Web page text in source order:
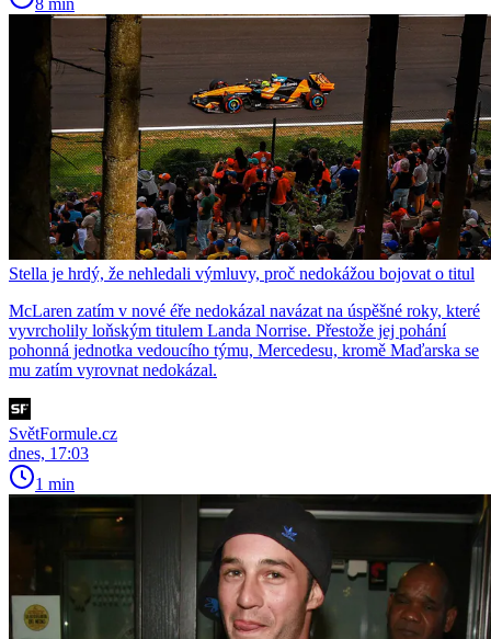
Stella je hrdý, že nehledali výmluvy, proč nedokážou bojovat o titul
McLaren zatím v nové éře nedokázal navázat na úspěšné roky, které
vyvrcholily loňským titulem Landa Norrise. Přestože jej pohání
pohonná jednotka vedoucího týmu, Mercedesu, kromě Maďarska se
mu zatím vyrovnat nedokázal.
SvětFormule.cz
dnes, 17:03
1 min